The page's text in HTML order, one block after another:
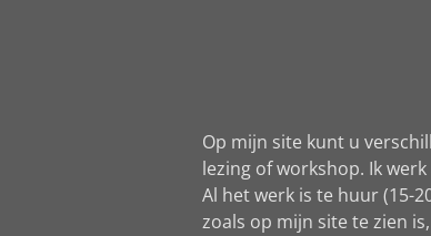
Op mijn site kunt u
lezing of workshop. Ik
Al het werk is te huur (15-
zoals op mijn site te zien